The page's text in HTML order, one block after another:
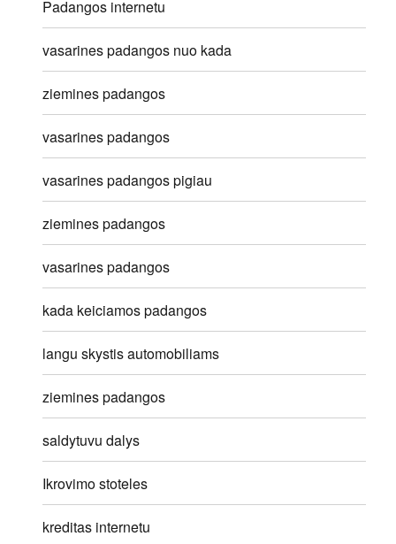
Padangos internetu
vasarines padangos nuo kada
ziemines padangos
vasarines padangos
vasarines padangos pigiau
ziemines padangos
vasarines padangos
kada keiciamos padangos
langu skystis automobiliams
ziemines padangos
saldytuvu dalys
Ikrovimo stoteles
kreditas internetu